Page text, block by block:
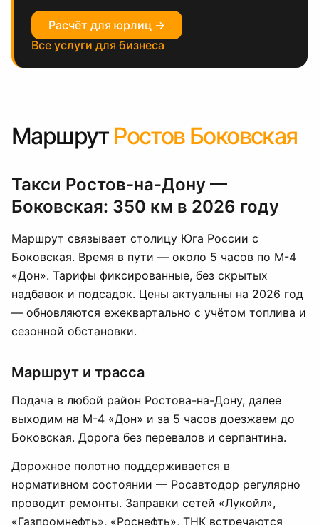
Расчёт для юрлиц →
Все услуги для бизнеса
Маршрут Ростов Боковская
Такси Ростов-на-Дону —
Боковская: 350 км в 2026 году
Маршрут связывает столицу Юга России с
Боковская. Время в пути — около 5 часов по М-4
«Дон». Тарифы фиксированные, без скрытых
надбавок и подсадок. Цены актуальны на 2026 год
— обновляются ежеквартально с учётом топлива и
сезонной обстановки.
Маршрут и трасса
Подача в любой район Ростова-на-Дону, далее
выходим на М-4 «Дон» и за 5 часов доезжаем до
Боковская. Дорога без перевалов и серпантина.
Дорожное полотно поддерживается в
нормативном состоянии — Росавтодор регулярно
проводит ремонты. Заправки сетей «Лукойл»,
«Газпромнефть», «Роснефть», ТНК встречаются